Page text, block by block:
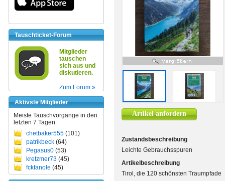
Tauschticket-Forum
Mitglieder
tauschen
sich aus und
diskutieren.
Zum Forum »
Aktivste Mitglieder
Meiste Tauschvorgänge in den
letzten 7 Tagen:
chetbaker555 (101)
patrikbeck (64)
Pegasus0 (53)
kretzmer73 (45)
fckfanole (45)
Artikel anfordern
Zustandsbeschreibung
Leichte Gebrauchsspuren
Artikelbeschreibung
Tirol, die 120 schönsten Traumpfade